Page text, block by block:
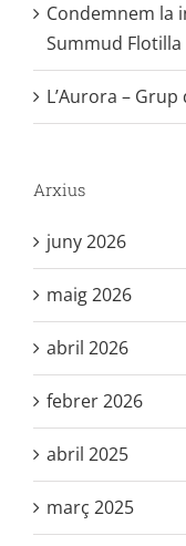
Condemnem la
Summud Flotilla
L’Aurora –
Arxius
juny 2026
maig 2026
abril 2026
febrer 2026
abril 2025
març 2025